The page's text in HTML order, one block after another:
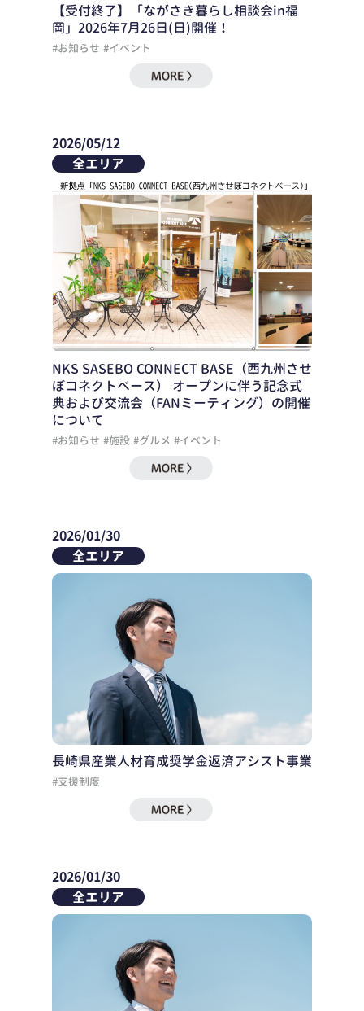
【受付終了】「ながさき暮らし相談会in福
岡」2026年7月26日(日)開催！
#お知らせ #イベント
2026/05/12
全エリア
NKS SASEBO CONNECT BASE（西九州させ
ぼコネクトベース） オープンに伴う記念式
典および交流会（FANミーティング）の開催
について
#お知らせ #施設 #グルメ #イベント
2026/01/30
全エリア
長崎県産業人材育成奨学金返済アシスト事業
#支援制度
2026/01/30
全エリア